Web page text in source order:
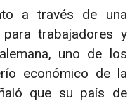
a través de una
trabajadores y
uno de los
económico de la
que su país de